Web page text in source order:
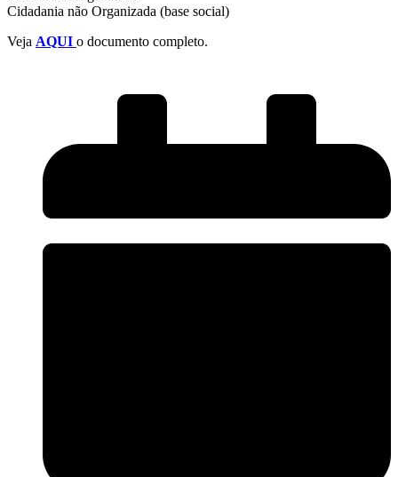
Cidadania não Organizada (base social)
Veja AQUI o documento completo.